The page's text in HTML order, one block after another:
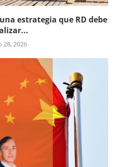
estrategia que RD debe
28, 2026